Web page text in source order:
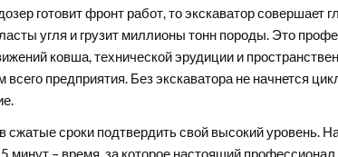
готовит фронт работ, то экскаватор совершает
угля и грузит миллионы тонн породы. Это
ковша, технической эрудиции и
предприятия. Без экскаватора не начнется
сжатые сроки подтвердить свой высокий уровень.
минут – время, за которое настоящий профессионал